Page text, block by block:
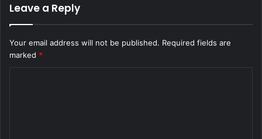
Leave a Reply
Your email address will not be published. Required fields are
marked *